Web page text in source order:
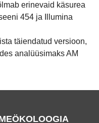
erinevaid käsurea
454 ja Illumina
täiendatud versioon,
analüüsimaks AM